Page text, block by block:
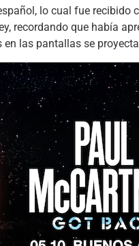
lo cual fue recibido
recordando que había
en las pantallas se